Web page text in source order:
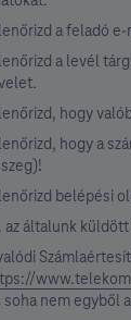
a feladó
a levél
hogy
hogy a
belépési
az általunk
soha nem egyből